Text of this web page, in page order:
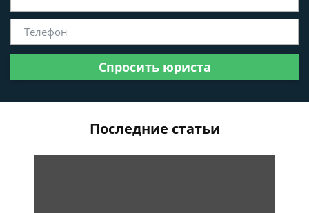
Спросить юриста
Последние статьи